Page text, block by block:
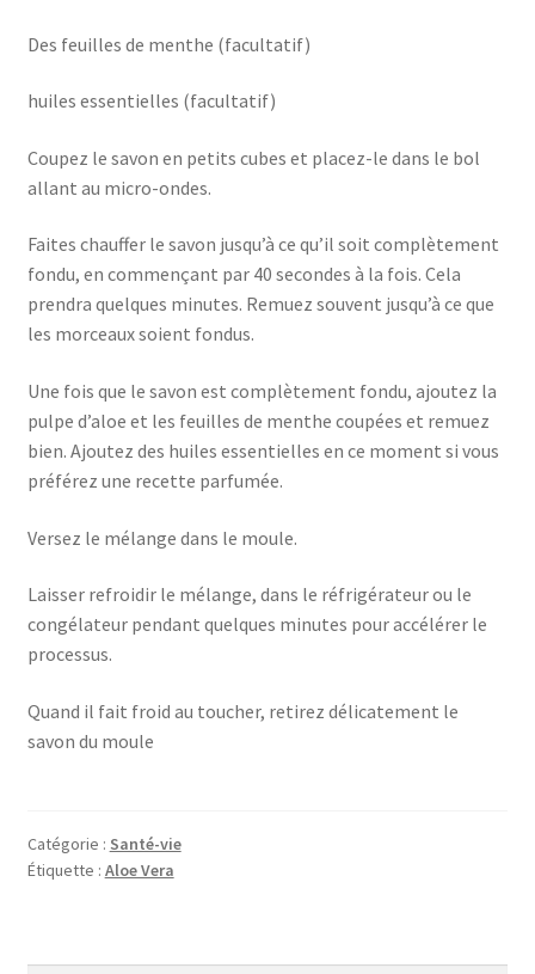
Des feuilles de menthe (facultatif)
huiles essentielles (facultatif)
Coupez le savon en petits cubes et placez-le dans le bol
allant au micro-ondes.
Faites chauffer le savon jusqu’à ce qu’il soit complètement
fondu, en commençant par 40 secondes à la fois. Cela
prendra quelques minutes. Remuez souvent jusqu’à ce que
les morceaux soient fondus.
Une fois que le savon est complètement fondu, ajoutez la
pulpe d’aloe et les feuilles de menthe coupées et remuez
bien. Ajoutez des huiles essentielles en ce moment si vous
préférez une recette parfumée.
Versez le mélange dans le moule.
Laisser refroidir le mélange, dans le réfrigérateur ou le
congélateur pendant quelques minutes pour accélérer le
processus.
Quand il fait froid au toucher, retirez délicatement le
savon du moule
Catégorie : Santé-vie
Étiquette : Aloe Vera